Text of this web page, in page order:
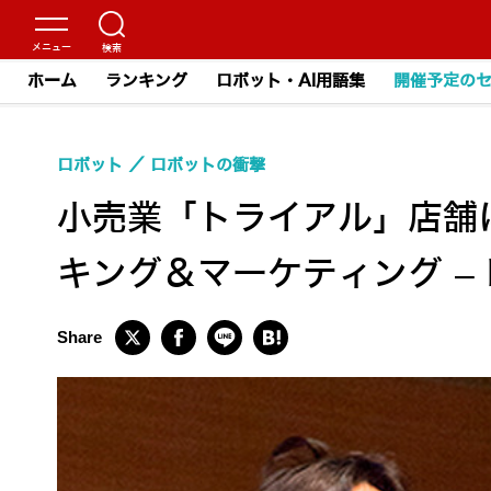
ホーム ランキング ロボット・AI用語集 開催予定の
小売業「トライアル」店
キング＆マーケティング
ロボット ロボットの衝撃